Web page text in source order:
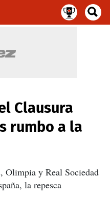
Clausura
rumbo a la
Olimpia y Real Sociedad
la repesca